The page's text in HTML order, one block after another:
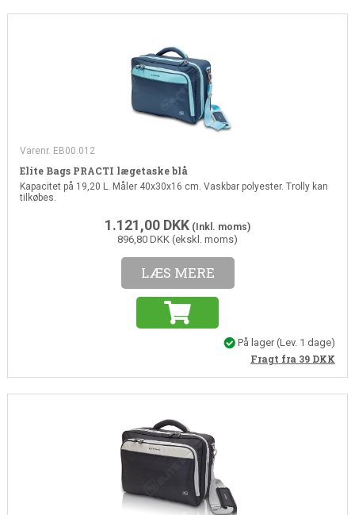
Varenr. EB00.012
Elite Bags PRACTI lægetaske blå
Kapacitet på 19,20 L. Måler 40x30x16 cm. Vaskbar polyester. Trolly kan
tilkøbes.
1.121,00 DKK (Inkl. moms)
896,80 DKK (ekskl. moms)
LÆS MERE
På lager(Lev. 1 dage)
Fragt fra 39 DKK